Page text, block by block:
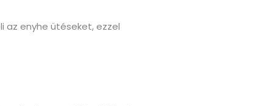
az enyhe ütéseket, ezzel